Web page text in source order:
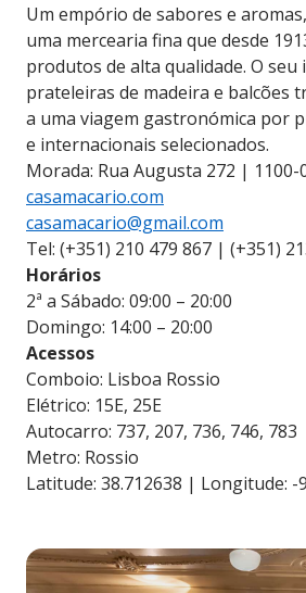
Um empório de sabores e
uma mercearia fina que desde
produtos de alta qualidade. O
prateleiras de madeira e balcões
a uma viagem gastronómica por
e internacionais selecionados.
Morada: Rua Augusta 272 | 1100-
casamacario.com
casamacario@gmail.com
Tel: (+351) 210 479 867 | (+351)
Horários
2ª a Sábado: 09:00 – 20:00
Domingo: 14:00 – 20:00
Acessos
Comboio: Lisboa Rossio
Elétrico: 15E, 25E
Autocarro: 737, 207, 736, 746, 783
Metro: Rossio
Latitude: 38.712638 | Longitude: -